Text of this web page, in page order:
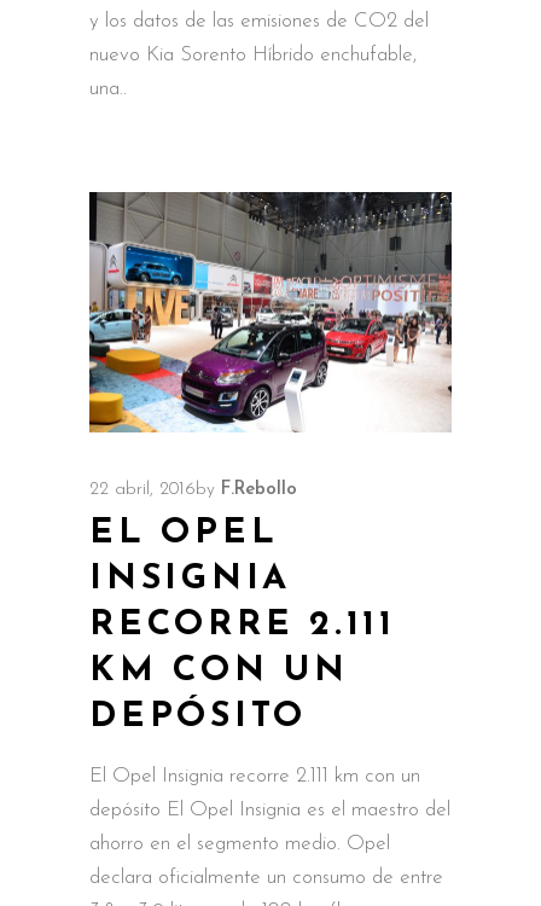
y los datos de las emisiones de CO2 del
nuevo Kia Sorento Híbrido enchufable,
una
22 abril, 2016by F.Rebollo
EL OPEL
INSIGNIA
RECORRE 2.111
KM CON UN
DEPÓSITO
El Opel Insignia recorre 2.111 km con un
depósito El Opel Insignia es el maestro del
ahorro en el segmento medio. Opel
declara oficialmente un consumo de entre